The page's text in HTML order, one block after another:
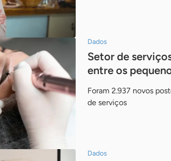
Dados
Setor de
entre os
Foram 2.937 novos
de serviços
Dados